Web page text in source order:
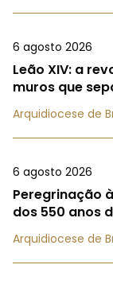
6 agosto 2026
Leão XIV: a
muros que
Arquidiocese de
6 agosto 2026
Peregrinação
dos 550 anos
Arquidiocese de